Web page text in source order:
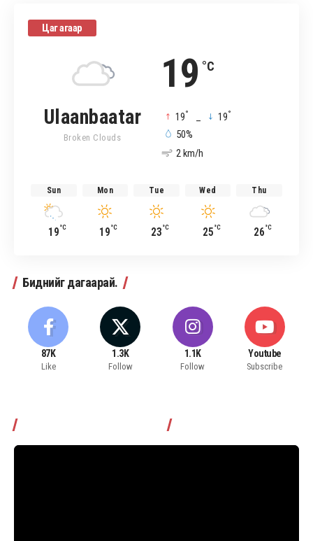
Цаг агаар
19 °C
Ulaanbaatar
Broken Clouds
19° 19°
50%
2 km/h
Sun
19°C
Mon
19°C
Tue
23°C
Wed
25°C
Thu
26°C
Биднийг дагаарай.
87K
Like
1.3K
Follow
1.1K
Follow
Youtube
Subscribe